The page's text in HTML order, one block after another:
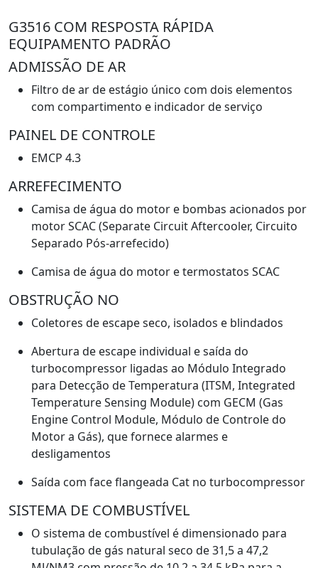
G3516 COM RESPOSTA RÁPIDA
EQUIPAMENTO PADRÃO
ADMISSÃO DE AR
Filtro de ar de estágio único com dois elementos
com compartimento e indicador de serviço
PAINEL DE CONTROLE
EMCP 4.3
ARREFECIMENTO
Camisa de água do motor e bombas acionados por
motor SCAC (Separate Circuit Aftercooler, Circuito
Separado Pós-arrefecido)
Camisa de água do motor e termostatos SCAC
OBSTRUÇÃO NO
Coletores de escape seco, isolados e blindados
Abertura de escape individual e saída do
turbocompressor ligadas ao Módulo Integrado
para Detecção de Temperatura (ITSM, Integrated
Temperature Sensing Module) com GECM (Gas
Engine Control Module, Módulo de Controle do
Motor a Gás), que fornece alarmes e
desligamentos
Saída com face flangeada Cat no turbocompressor
SISTEMA DE COMBUSTÍVEL
O sistema de combustível é dimensionado para
tubulação de gás natural seco de 31,5 a 47,2